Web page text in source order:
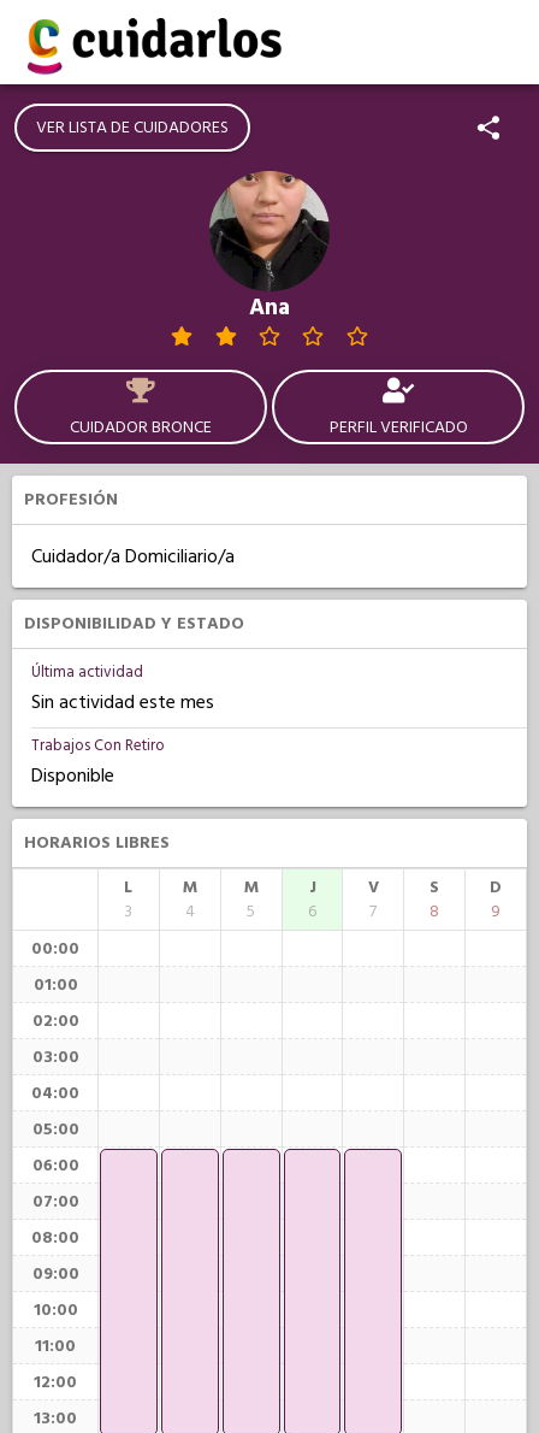
VER LISTA DE CUIDADORES
Ana
CUIDADOR BRONCE PERFIL VERIFICADO
PROFESIÓN
Cuidador/a Domiciliario/a
DISPONIBILIDAD Y ESTADO
Última actividad
Sin actividad este mes
Trabajos Con Retiro
Disponible
HORARIOS LIBRES
L
3
M
4
M
5
J
6
V
7
S
8
D
9
00:00
01:00
02:00
03:00
04:00
05:00
06:00
07:00
08:00
09:00
10:00
11:00
12:00
13:00